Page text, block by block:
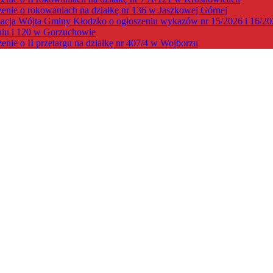
o rokowaniach na działkę nr 136 w Jaszkowej Górnej
Wójta Gminy Kłodzko o ogłoszeniu wykazów nr 15/2026 i 16/
i 120 w Gorzuchowie
o II przetargu na działkę nr 407/4 w Wojborzu